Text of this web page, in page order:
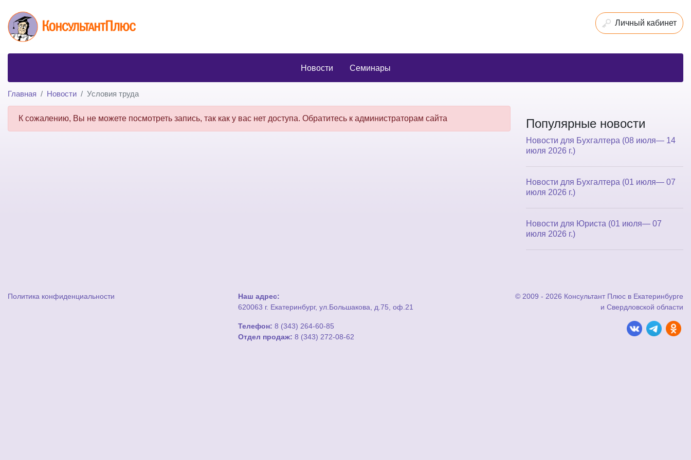
Личный кабинет
Новости Семинары
Главная Новости Условия труда
К сожалению, Вы не можете посмотреть запись, так как у вас нет доступа. Обратитесь к администраторам сайта Популярные новости
Новости для Бухгалтера (08 июля— 14
июля 2026 г.)
Новости для Бухгалтера (01 июля— 07
июля 2026 г.)
Новости для Юриста (01 июля— 07
июля 2026 г.)
Политика конфиденциальности
Наш адрес:
620063 г. Екатеринбург, ул.Большакова, д.75, оф.21
Телефон: 8 (343) 264-60-85
Отдел продаж: 8 (343) 272-08-62
© 2009 - 2026 Консультант Плюс в Екатеринбурге
и Свердловской области